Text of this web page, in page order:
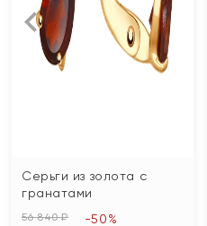
Серьги из золота с
гранатами
56 840 ₽ -50%